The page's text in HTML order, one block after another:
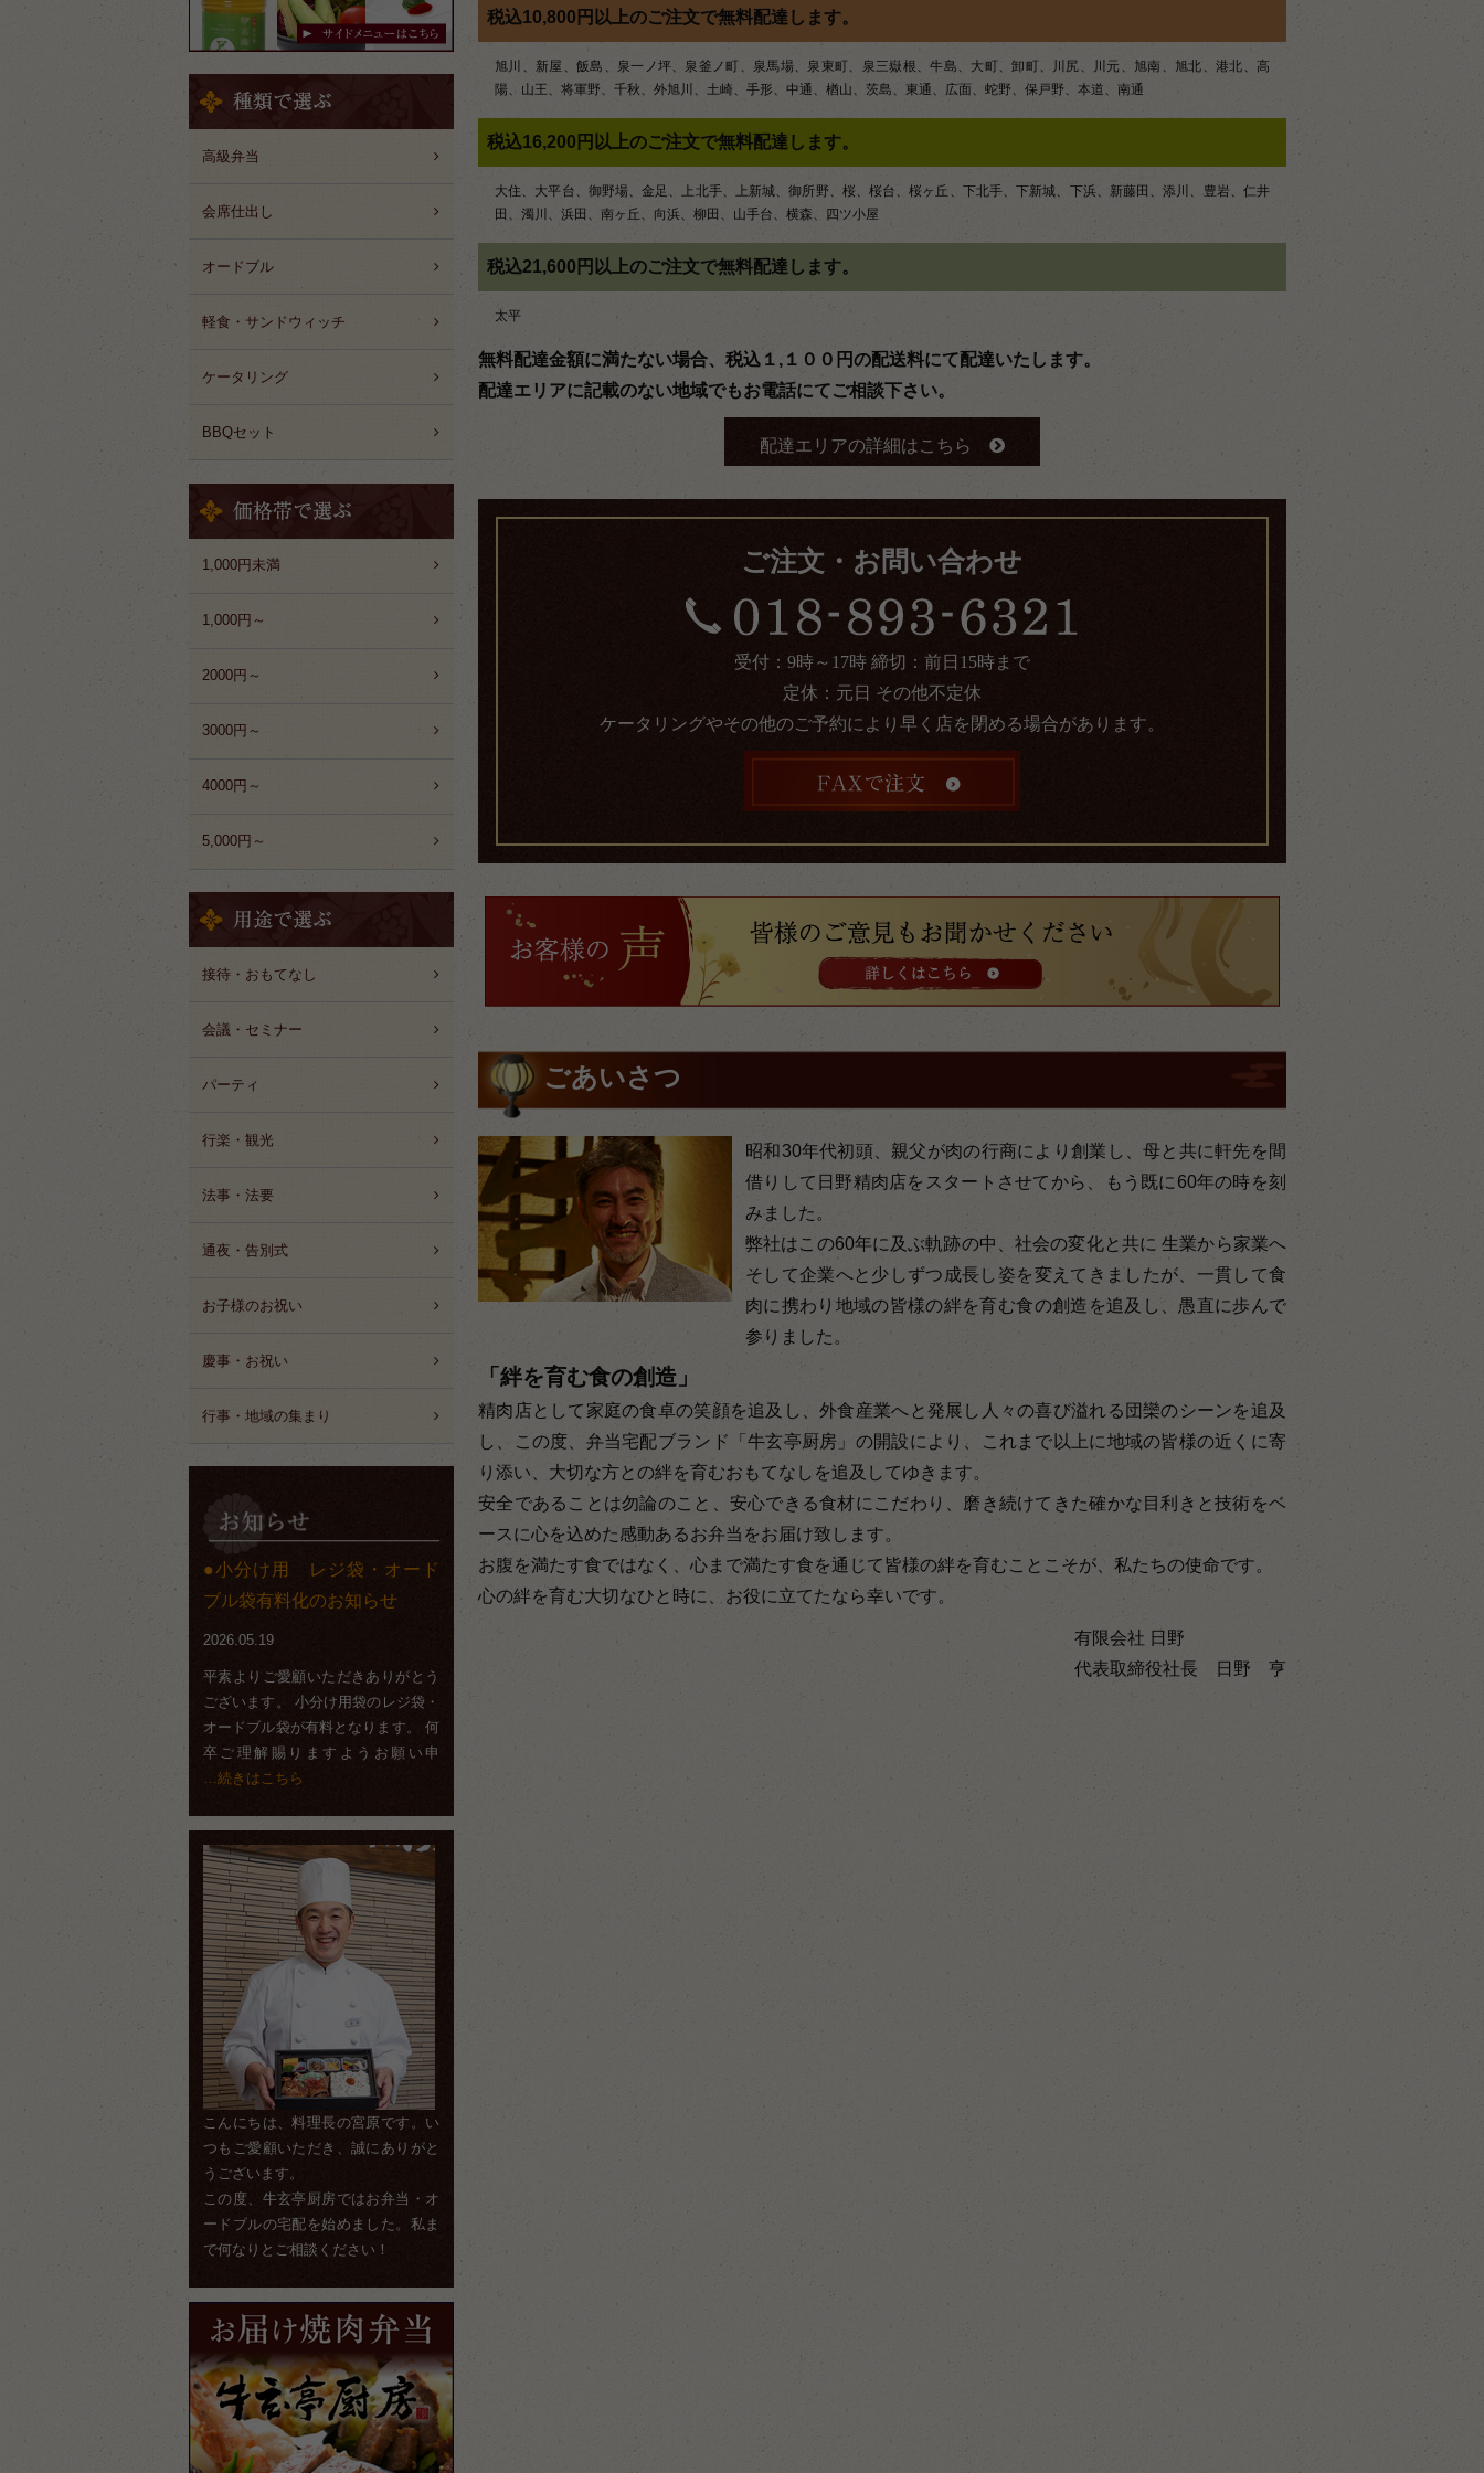
ン
税込10,800円以上のご注文で無料配達します。
旭川、新屋、飯島、泉一ノ坪、泉釜ノ町、泉馬場、泉東町、泉三嶽根、牛島、大町、卸町、川尻、川元、旭南、旭北、港北、高
陽、山王、将軍野、千秋、外旭川、土崎、手形、中通、楢山、茨島、東通、広面、蛇野、保戸野、本道、南通
税込16,200円以上のご注文で無料配達します。
大住、大平台、御野場、金足、上北手、上新城、御所野、桜、桜台、桜ヶ丘、下北手、下新城、下浜、新藤田、添川、豊岩、仁井
田、濁川、浜田、南ヶ丘、向浜、柳田、山手台、横森、四ツ小屋
税込21,600円以上のご注文で無料配達します。
太平
無料配達金額に満たない場合、税込１,１００円の配送料にて配達いたします。
配達エリアに記載のない地域でもお電話にてご相談下さい。
配達エリアの詳細はこちら
ご注文・お問い合わせ
受付：9時～17時 締切：前日15時まで
定休：元日 その他不定休
ケータリングやその他のご予約により早く店を閉める場合があります。
ごあいさつ
昭和30年代初頭、親父が肉の行商により創業し、母と共に軒先を間
借りして日野精肉店をスタートさせてから、もう既に60年の時を刻
みました。
弊社はこの60年に及ぶ軌跡の中、社会の変化と共に 生業から家業へ
そして企業へと少しずつ成長し姿を変えてきましたが、一貫して食
肉に携わり地域の皆様の絆を育む食の創造を追及し、愚直に歩んで
参りました。
「絆を育む食の創造」
精肉店として家庭の食卓の笑顔を追及し、外食産業へと発展し人々の喜び溢れる団欒のシーンを追及
し、この度、弁当宅配ブランド「牛玄亭厨房」の開設により、これまで以上に地域の皆様の近くに寄
り添い、大切な方との絆を育むおもてなしを追及してゆきます。
安全であることは勿論のこと、安心できる食材にこだわり、磨き続けてきた確かな目利きと技術をベ
ースに心を込めた感動あるお弁当をお届け致します。
お腹を満たす食ではなく、心まで満たす食を通じて皆様の絆を育むことこそが、私たちの使命です。
心の絆を育む大切なひと時に、お役に立てたなら幸いです。
有限会社 日野
代表取締役社長 日野 亨
高級弁当
会席仕出し
オードブル
軽食・サンドウィッチ
ケータリング
BBQセット
1,000円未満
1,000円～
2000円～
3000円～
4000円～
5,000円～
接待・おもてなし
会議・セミナー
パーティ
行楽・観光
法事・法要
通夜・告別式
お子様のお祝い
慶事・お祝い
行事・地域の集まり
小分け用 レジ袋・オード
ブル袋有料化のお知らせ
2026.05.19
平素よりご愛顧いただきありがとう
ございます。 小分け用袋のレジ袋・
オードブル袋が有料となります。 何
卒ご理解賜りますようお願い申
…続きはこちら
こんにちは、料理長の宮原です。い
つもご愛顧いただき、誠にありがと
うございます。
この度、牛玄亭厨房ではお弁当・オ
ードブルの宅配を始めました。私ま
で何なりとご相談ください！